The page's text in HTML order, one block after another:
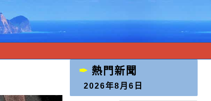
熱門新聞
2026年8月6日